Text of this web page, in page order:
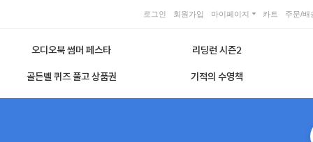
로그인 회원가입 마이페이지 카트 주문/배
오디오북 썸머 페스타 리딩런 시즌2
골든벨 퀴즈 풀고 상품권 기적의 수영책